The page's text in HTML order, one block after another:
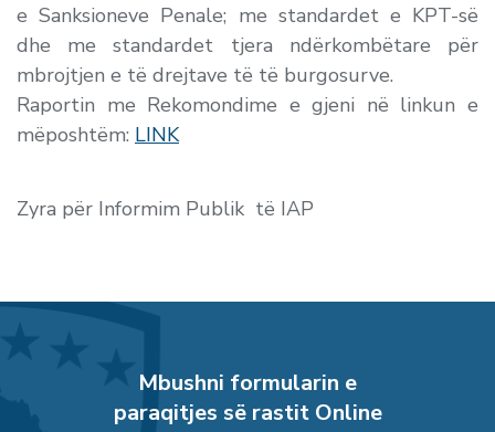
e Sanksioneve Penale; me standardet e KPT-së
dhe me standardet tjera ndërkombëtare për
mbrojtjen e të drejtave të të burgosurve.
Raportin me Rekomondime e gjeni në linkun e
mëposhtëm: LINK
Zyra për Informim Publik të IAP
Mbushni formularin e
paraqitjes së rastit Online